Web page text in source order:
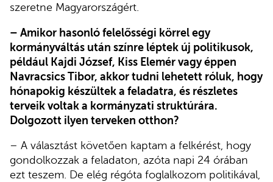
szeretne Magyarországért.
– Amikor hasonló felelősségi körrel egy
kormányváltás után színre léptek új politikusok,
például Kajdi József, Kiss Elemér vagy éppen
Navracsics Tibor, akkor tudni lehetett róluk, hogy
hónapokig készültek a feladatra, és részletes
terveik voltak a kormányzati struktúrára.
Dolgozott ilyen terveken otthon?
– A választást követően kaptam a felkérést, hogy
gondolkozzak a feladaton, azóta napi 24 órában
ezt teszem. De elég régóta foglalkozom politikával,